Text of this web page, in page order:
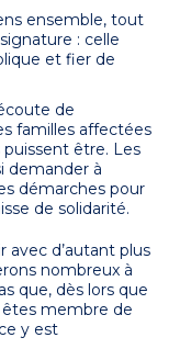
ensemble, tout
: celle
et fier de
de
familles affectées
puissent être. Les
demander à
démarches pour
de solidarité.
avec d’autant plus
nombreux à
que, dès lors que
êtes membre de
y est